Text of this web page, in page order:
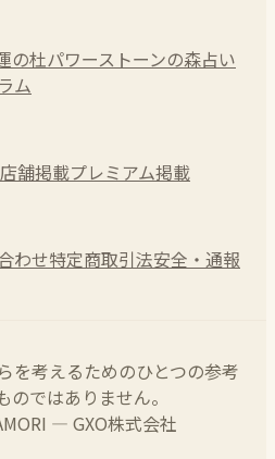
の杜パワーストーンの森占い
ム
店舗掲載プレミアム掲載
わせ特定商取引法安全・通報
を考えるためのひとつの参考
ではありません。
— GXO株式会社